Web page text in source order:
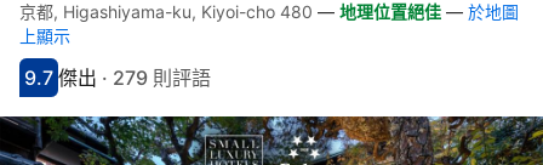
快速連結
跳至住宿介紹
跳至熱門設施
跳至客房類型
跳至訂房政策
京都, Higashiyama-ku, Kiyoi-cho 480 — 地理位置絕佳 — 於地圖
上顯示
分數9.7分
9.7
評比傑出
傑出 · 279 則評語